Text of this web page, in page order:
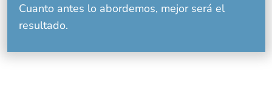
Cuanto antes lo abordemos, mejor será el
resultado.